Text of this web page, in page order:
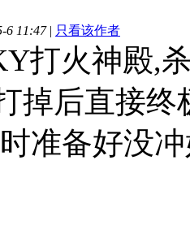
6 11:47| 只看该作者
打火神殿,
掉后直接
准备好没